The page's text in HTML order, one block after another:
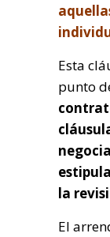
Esta
punto
la
El